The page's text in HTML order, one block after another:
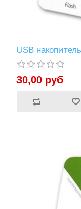
USB
30,00 руб